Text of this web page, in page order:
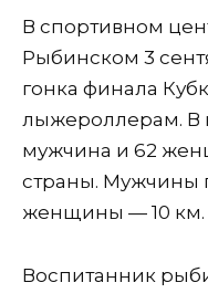
В спортивном
Рыбинском 3
гонка финала
лыжероллерам. В
мужчина и 62
страны. Мужчины
женщины — 10 км.
Воспитанник